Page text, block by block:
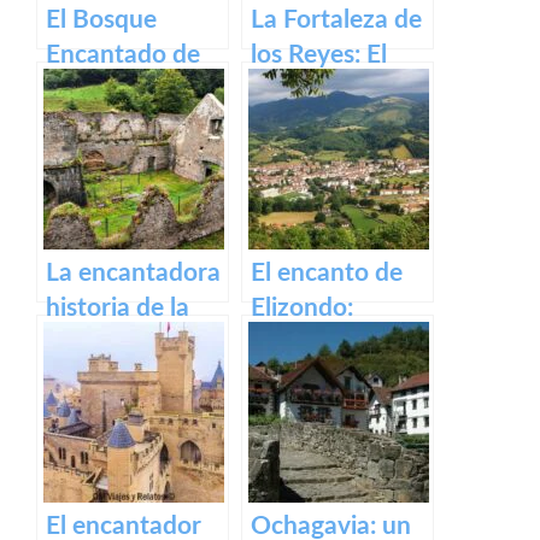
El Bosque
Encantado de
Irati
La Fortaleza de
los Reyes: El
Castillo de Olite
La encantadora
historia de la
antigua fábrica
de Orbaizeta
El encanto de
Elizondo:
Descubre la
belleza de este
pueblo.
El encantador Ochagavia: un